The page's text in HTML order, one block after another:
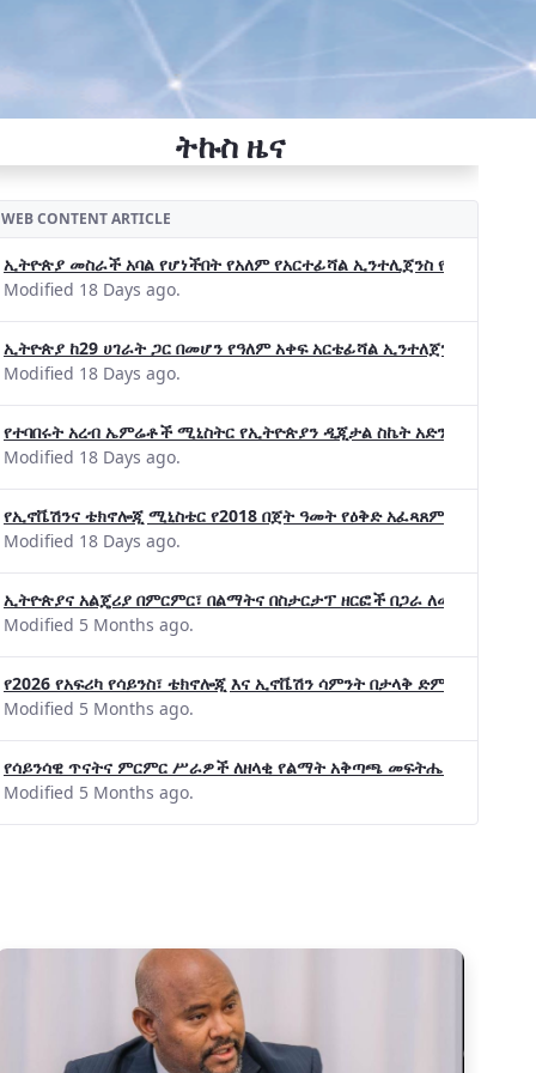
ትኩስ ዜና
WEB CONTENT ARTICLE
ኢትዮጵያ መስራች አባል የሆነችበት የአለም የአርተፊሻል ኢንተሊጀንስ የትብብር
Modified 18 Days ago.
ኢትዮጵያ ከ29 ሀገራት ጋር በመሆን የዓለም አቀፍ አርቴፊሻል ኢንተለጀንስ ትብብር
Modified 18 Days ago.
የተባበሩት አረብ ኤምሬቶች ሚኒስትር የኢትዮጵያን ዲጂታል ስኬት አድንቀዋል
Modified 18 Days ago.
የኢኖቬሽንና ቴክኖሎጂ ሚኒስቴር የ2018 በጀት ዓመት የዕቅድ አፈጻጸምና የቀጣይ
Modified 18 Days ago.
ኢትዮጵያና አልጄሪያ በምርምር፣ በልማትና በስታርታፕ ዘርፎች በጋራ ለመስራት መከሩ፡፡
Modified 5 Months ago.
የ2026 የአፍሪካ የሳይንስ፣ ቴክኖሎጂ እና ኢኖቬሽን ሳምንት በታላቅ ድምቀት
Modified 5 Months ago.
የሳይንሳዊ ጥናትና ምርምር ሥራዎች ለዘላቂ የልማት አቅጣጫ መፍትሔ ጠቋሚ
Modified 5 Months ago.